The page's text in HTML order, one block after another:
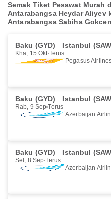
Semak Tiket Pesawat Murah
Antarabangsa Heydar Aliyev
Antarabangsa Sabiha Gokcen
Baku (GYD) Istanbul
Kha, 15 Okt Terus
Pegasus
Baku (GYD) Istanbul
Rab, 9 Sep Terus
Azerbaijan
Baku (GYD) Istanbul
Sel, 8 Sep Terus
Azerbaijan